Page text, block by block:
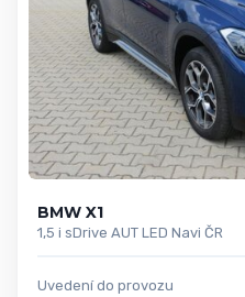
BMW X1
1,5 i sDrive AUT LED Navi ČR
Uvedení do provozu